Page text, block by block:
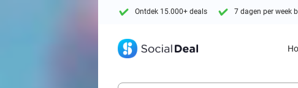
Ontdek 15.000+ deals 7 dagen per week